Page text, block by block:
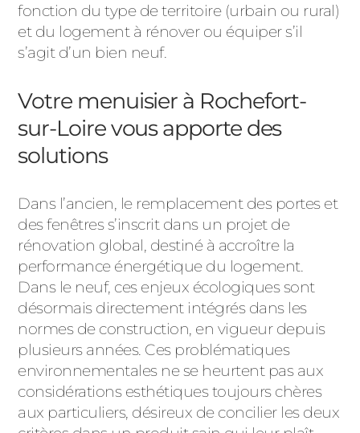
fonction du type de territoire (urbain ou rural)
et du logement à rénover ou équiper s’il
s’agit d’un bien neuf.
Votre menuisier à Rochefort-
sur-Loire vous apporte des
solutions
Dans l’ancien, le remplacement des portes et
des fenêtres s’inscrit dans un projet de
rénovation global, destiné à accroître la
performance énergétique du logement.
Dans le neuf, ces enjeux écologiques sont
désormais directement intégrés dans les
normes de construction, en vigueur depuis
plusieurs années. Ces problématiques
environnementales ne se heurtent pas aux
considérations esthétiques toujours chères
aux particuliers, désireux de concilier les deux